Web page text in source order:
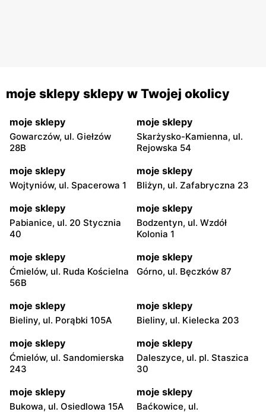
moje sklepy sklepy w Twojej okolicy
moje sklepy
Gowarczów, ul. Giełzów
28B
moje sklepy
Skarżysko-Kamienna, ul.
Rejowska 54
moje sklepy
Wojtyniów, ul. Spacerowa 1
moje sklepy
Bliżyn, ul. Zafabryczna 23
moje sklepy
Pabianice, ul. 20 Stycznia
40
moje sklepy
Bodzentyn, ul. Wzdół
Kolonia 1
moje sklepy
Ćmielów, ul. Ruda Kościelna
56B
moje sklepy
Górno, ul. Bęczków 87
moje sklepy
Bieliny, ul. Porąbki 105A
moje sklepy
Bieliny, ul. Kielecka 203
moje sklepy
Ćmielów, ul. Sandomierska
243
moje sklepy
Daleszyce, ul. pl. Staszica
30
moje sklepy
Bukowa, ul. Osiedlowa 15A
moje sklepy
Baćkowice, ul.